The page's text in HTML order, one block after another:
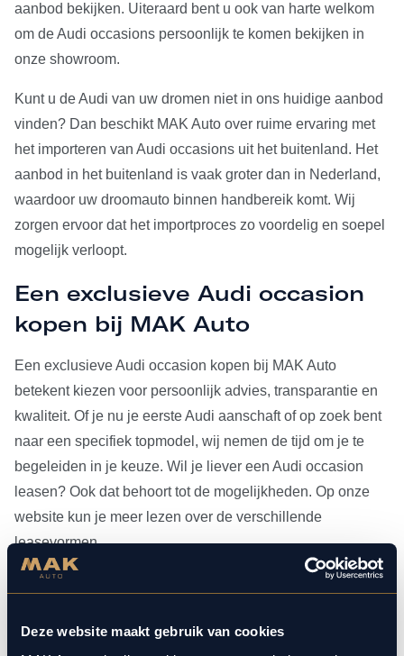
Deze website maakt gebruik van cookies
aanbod bekijken. Uiteraard bent u ook van harte welkom
om de Audi occasions persoonlijk te komen bekijken in
onze showroom.
Kunt u de Audi van uw dromen niet in ons huidige aanbod
vinden? Dan beschikt MAK Auto over ruime ervaring met
het importeren van Audi occasions uit het buitenland. Het
aanbod in het buitenland is vaak groter dan in Nederland,
waardoor uw droomauto binnen handbereik komt. Wij
zorgen ervoor dat het importproces zo voordelig en soepel
mogelijk verloopt.
Een exclusieve Audi occasion
kopen bij MAK Auto
Een exclusieve Audi occasion kopen bij MAK Auto
betekent kiezen voor persoonlijk advies, transparantie en
kwaliteit. Of je nu je eerste Audi aanschaft of op zoek bent
naar een specifiek topmodel, wij nemen de tijd om je te
begeleiden in je keuze. Wil je liever een Audi occasion
leasen? Ook dat behoort tot de mogelijkheden. Op onze
website kun je meer lezen over de verschillende
leasevormen.
Heb je je Audi occasion eenmaal gevonden, dan kun je
aangesloten bij Bosch Car Service, beschikken onze